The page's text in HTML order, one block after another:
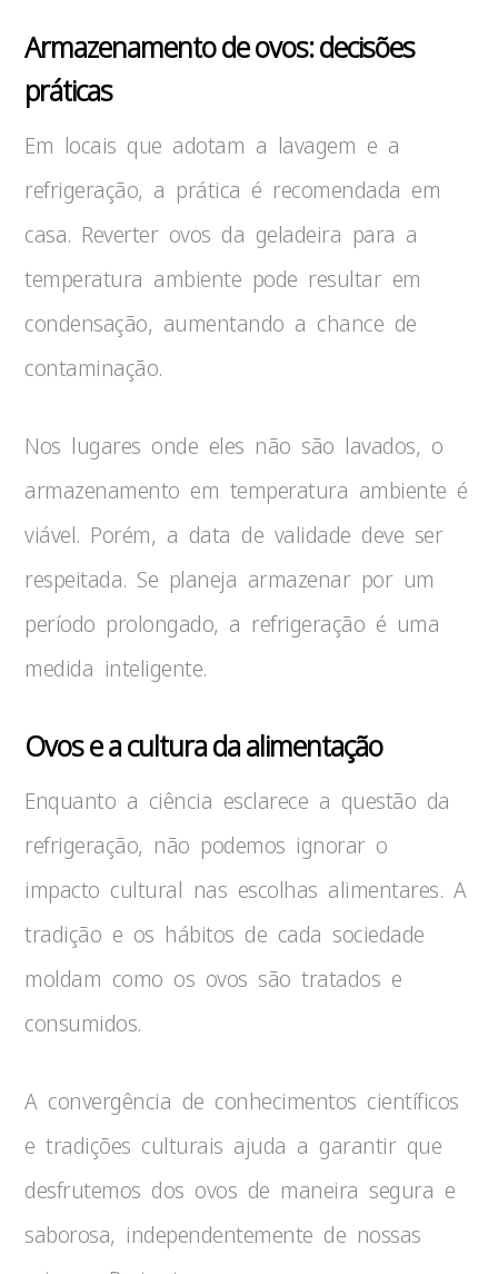
Armazenamento de ovos: decisões
práticas
Em locais que adotam a lavagem e a
refrigeração, a prática é recomendada em
casa. Reverter ovos da geladeira para a
temperatura ambiente pode resultar em
condensação, aumentando a chance de
contaminação.
Nos lugares onde eles não são lavados, o
armazenamento em temperatura ambiente é
viável. Porém, a data de validade deve ser
respeitada. Se planeja armazenar por um
período prolongado, a refrigeração é uma
medida inteligente.
Ovos e a cultura da alimentação
Enquanto a ciência esclarece a questão da
refrigeração, não podemos ignorar o
impacto cultural nas escolhas alimentares. A
tradição e os hábitos de cada sociedade
moldam como os ovos são tratados e
consumidos.
A convergência de conhecimentos científicos
e tradições culturais ajuda a garantir que
desfrutemos dos ovos de maneira segura e
saborosa, independentemente de nossas